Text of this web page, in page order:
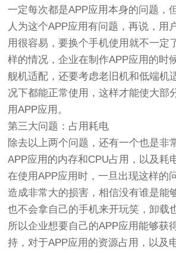
一定每次都是APP应用本身的问题，
人为这个APP应用有问题，再说，用
用很容易，要换个手机使用就不一定
样的情况，企业在制作APP应用的时
舰机适配，还要考虑老旧机和低端机
况下都能正常使用，这样才能使大部
用APP应用。
第三大问题：占用耗电
除去以上两个问题，还有一个也是非
APP应用的内存和CPU占用，以及耗
在使用APP应用时，一旦出现这样的
造成非常大的损害，相信没有谁是能
也不会拿自己的手机来开玩笑，卸载
所以企业想要自己的APP应用能够获
持，对于APP应用的资源占用，以及